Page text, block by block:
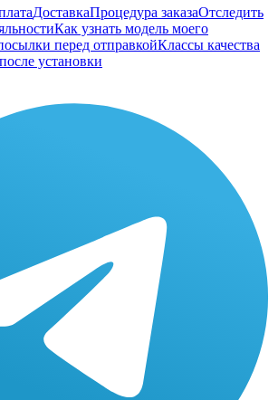
ДоставкаПроцедура заказаОтследить
Как узнать модель моего
перед отправкойКлассы качества
установки